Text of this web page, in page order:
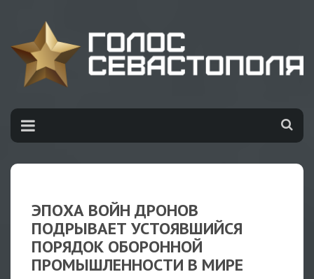
ЭПОХА ВОЙН ДРОНОВ
ПОДРЫВАЕТ УСТОЯВШИЙСЯ
ПОРЯДОК ОБОРОННОЙ
ПРОМЫШЛЕННОСТИ В МИРЕ